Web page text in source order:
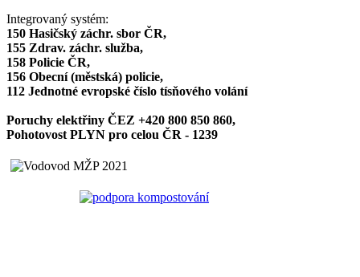
Integrovaný systém:
150 Hasičský záchr. sbor ČR,
155 Zdrav. záchr. služba,
158 Policie ČR,
156 Obecní (městská) policie,
112 Jednotné evropské číslo tísňového volání
Poruchy elektřiny ČEZ +420 800 850 860,
Pohotovost PLYN pro celou ČR - 1239